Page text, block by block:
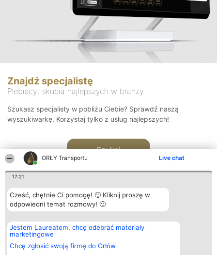
ORŁY Transportu Live chat
17:21
Cześć, chętnie Ci pomogę! 🙂 Kliknij proszę w
odpowiedni temat rozmowy! 🙂
Jestem Laureatem, chcę odebrać materiały
marketingowe
Chcę zgłosić swoją firmę do Orłów
Znajdź specjalistę
Plebiscyt skupia najlepszych w branży
Szukasz specjalisty w pobliżu Ciebie? Sprawdź naszą
wyszukiwarkę. Korzystaj tylko z usług najlepszych!
Szukaj
Organizator plebiscytu
Bright Side Solutions sp. z o.
o. sp. k.
ul. Ruska 22
Wrocław 50-079
Plebiscyt
Laureaci
wszystkich
Laureatów
Kontakt
Kontakt